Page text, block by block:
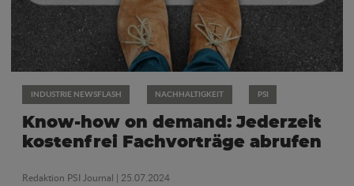
INDUSTRIE NEWSFLASH NACHHALTIGKEIT PSI
Know-how on demand: Jederzeit
kostenfrei Fachvorträge abrufen
Redaktion PSI Journal | 25.07.2024